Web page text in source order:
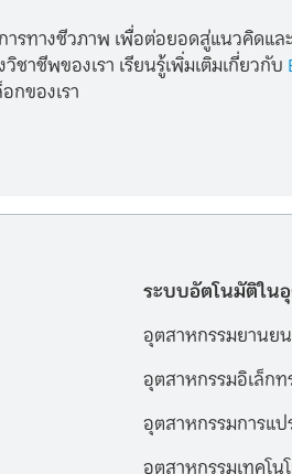
รทางชีวภาพ เพื่อต่อยอดสู่แนวคิดแล
าชีพของเรา เรียนรู้เพิ่มเติมเกี่ยวกับ
ของเรา
ระบบอัตโนมัติใน
อุตสาหกรรมยานย
อุตสาหกรรมอิเล็ก
อุตสาหกรรมการแ
อุตสาหกรรมเทคโน